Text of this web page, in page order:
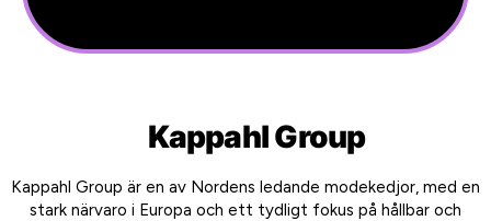
Kappahl Group
Kappahl Group är en av Nordens ledande modekedjor, med en
stark närvaro i Europa och ett tydligt fokus på hållbar och